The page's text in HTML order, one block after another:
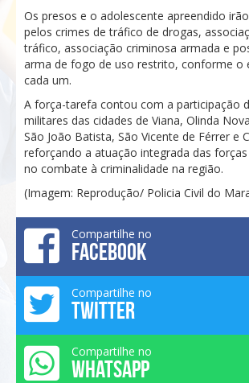
Os presos e o adolescente apreendido
pelos crimes de tráfico de drogas,
tráfico, associação criminosa armada e
arma de fogo de uso restrito, conforme o
cada um.
A força-tarefa contou com a participação
militares das cidades de Viana, Olinda
São João Batista, São Vicente de Férrer e
reforçando a atuação integrada das
no combate à criminalidade na região.
(Imagem: Reprodução/ Policia Civil do
Compartilhe no
FACEBOOK
Compartilhe no
TWITTER
Compartilhe no
WHATSAPP